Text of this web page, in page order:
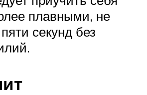
плавными, не
секунд без